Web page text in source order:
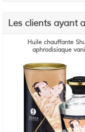
Les clients ayant
Huile chauffante
aphrodisiaque